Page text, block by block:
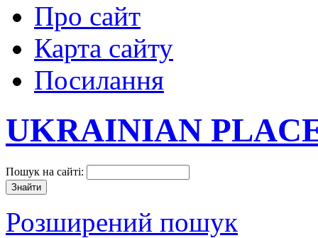
Про сайт
Карта сайту
Посилання
UKRAINIAN
Пошук на сайті:
Розширений пошук